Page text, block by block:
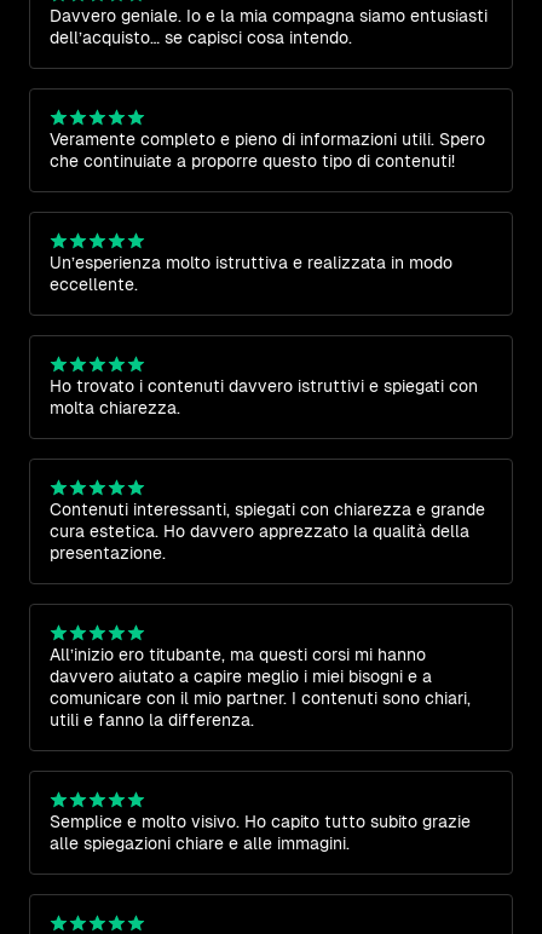
Davvero geniale. Io e la mia compagna siamo entusiasti
dell’acquisto… se capisci cosa intendo.
Veramente completo e pieno di informazioni utili. Spero
che continuiate a proporre questo tipo di contenuti!
Un’esperienza molto istruttiva e realizzata in modo
eccellente.
Ho trovato i contenuti davvero istruttivi e spiegati con
molta chiarezza.
Contenuti interessanti, spiegati con chiarezza e grande
cura estetica. Ho davvero apprezzato la qualità della
presentazione.
All’inizio ero titubante, ma questi corsi mi hanno
davvero aiutato a capire meglio i miei bisogni e a
comunicare con il mio partner. I contenuti sono chiari,
utili e fanno la differenza.
Semplice e molto visivo. Ho capito tutto subito grazie
alle spiegazioni chiare e alle immagini.